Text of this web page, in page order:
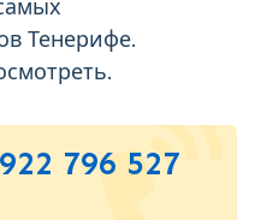
Тенерифе.
796 527